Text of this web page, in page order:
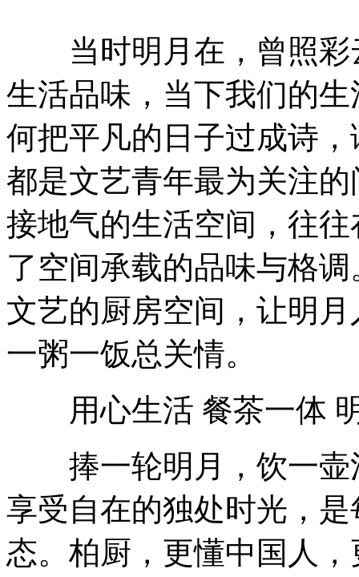
当时明月在，曾照彩
生活品味，当下我们的
何把平凡的日子过成诗
都是文艺青年最为关注
接地气的生活空间，往
了空间承载的品味与格
文艺的厨房空间，让明
一粥一饭总关情。
用心生活 餐茶一体
捧一轮明月，饮一壶
享受自在的独处时光，
态。柏厨，更懂中国人